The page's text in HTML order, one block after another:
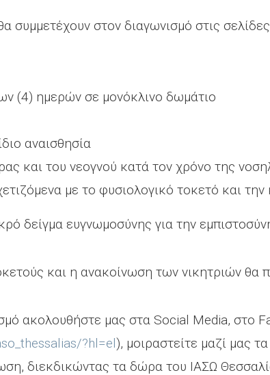
συμμετέχουν στον διαγωνισμό στις
(4) ημερών σε μονόκλινο δωμάτιο
αναισθησία
και του νεογνού κατά τον χρόνο της
με το φυσιολογικό τοκετό και την
δείγμα ευγνωμοσύνης για την
και η ανακοίνωση των νικητριών θα
ακολουθήστε μας στα Social Media, στο
?hl=el), μοιραστείτε μαζί μας
διεκδικώντας τα δώρα του ΙΑΣΩ